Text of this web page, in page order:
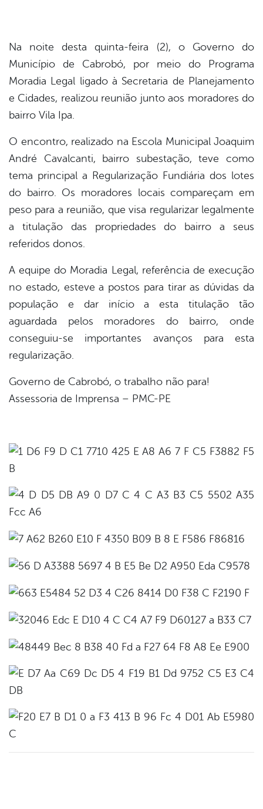
Na noite desta quinta-feira (2), o Governo do
Município de Cabrobó, por meio do Programa
Moradia Legal ligado à Secretaria de Planejamento
e Cidades, realizou reunião junto aos moradores do
bairro Vila Ipa.
O encontro, realizado na Escola Municipal Joaquim
André Cavalcanti, bairro subestação, teve como
tema principal a Regularização Fundiária dos lotes
do bairro. Os moradores locais compareçam em
peso para a reunião, que visa regularizar legalmente
a titulação das propriedades do bairro a seus
referidos donos.
A equipe do Moradia Legal, referência de execução
no estado, esteve a postos para tirar as dúvidas da
população e dar início a esta titulação tão
aguardada pelos moradores do bairro, onde
conseguiu-se importantes avanços para esta
regularização.
Governo de Cabrobó, o trabalho não para!
Assessoria de Imprensa – PMC-PE